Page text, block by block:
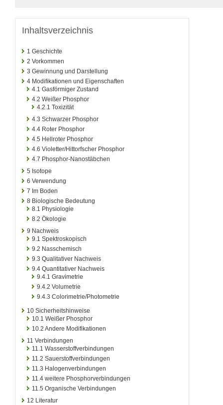
Inhaltsverzeichnis
1 Geschichte
2 Vorkommen
3 Gewinnung und Darstellung
4 Modifikationen und Eigenschaften
4.1 Gasförmiger Zustand
4.2 Weißer Phosphor
4.2.1 Toxizität
4.3 Schwarzer Phosphor
4.4 Roter Phosphor
4.5 Hellroter Phosphor
4.6 Violetter/Hittorfscher Phosphor
4.7 Phosphor-Nanostäbchen
5 Isotope
6 Verwendung
7 Im Boden
8 Biologische Bedeutung
8.1 Physiologie
8.2 Ökologie
9 Nachweis
9.1 Spektroskopisch
9.2 Nasschemisch
9.3 Qualitativer Nachweis
9.4 Quantitativer Nachweis
9.4.1 Gravimetrie
9.4.2 Volumetrie
9.4.3 Colorimetrie/Photometrie
10 Sicherheitshinweise
10.1 Weißer Phosphor
10.2 Andere Modifikationen
11 Verbindungen
11.1 Wasserstoffverbindungen
11.2 Sauerstoffverbindungen
11.3 Halogenverbindungen
11.4 weitere Phosphorverbindungen
11.5 Organische Verbindungen
12 Literatur